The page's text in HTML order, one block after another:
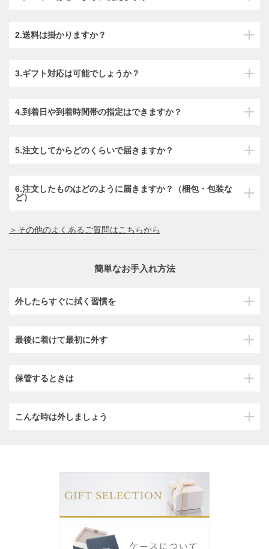
2.送料は掛かりますか？
3.ギフト対応は可能でしょうか？
4.到着日や到着時間帯の指定はできますか？
5.注文してからどのくらいで届きますか？
6.注文したものはどのように届きますか？（梱包・包装な
ど）
＞その他のよくあるご質問はこちらから
簡単なお手入れ方法
外したらすぐに拭く習慣を
最後に着けて最初に外す
保管するときは
こんな時は外しましょう